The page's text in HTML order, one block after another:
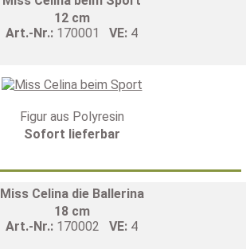
12 cm
Art.-Nr.: 170001 VE: 4
Figur aus Polyresin
Sofort lieferbar
Miss Celina die Ballerina
18 cm
Art.-Nr.: 170002 VE: 4